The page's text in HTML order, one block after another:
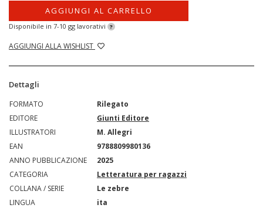
AGGIUNGI AL CARRELLO
Disponibile in 7-10 gg lavorativi ?
AGGIUNGI ALLA WISHLIST
Dettagli
FORMATO
Rilegato
EDITORE
Giunti Editore
ILLUSTRATORI
M. Allegri
EAN
9788809980136
ANNO PUBBLICAZIONE
2025
CATEGORIA
Letteratura per ragazzi
COLLANA / SERIE
Le zebre
LINGUA
ita